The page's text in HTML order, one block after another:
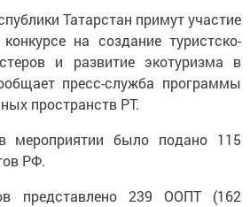
Татарстан примут участие
на создание туристско-
и развитие экотуризма в
пресс-служба программы
пространств РТ.
мероприятии было подано 115
РФ.
представлено 239 ООПТ (162